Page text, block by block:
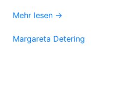
Mehr lesen →
Margareta Detering